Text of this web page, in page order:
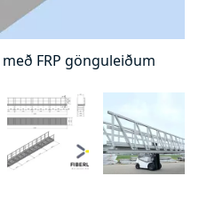
FRP gönguleiðum